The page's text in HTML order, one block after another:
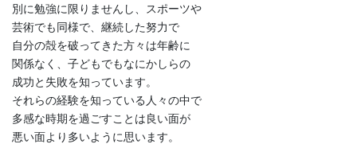
別に勉強に限りませんし、スポーツや
芸術でも同様で、継続した努力で
自分の殻を破ってきた方々は年齢に
関係なく、子どもでもなにかしらの
成功と失敗を知っています。
それらの経験を知っている人々の中で
多感な時期を過ごすことは良い面が
悪い面より多いように思います。